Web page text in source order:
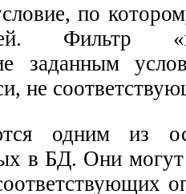
по
Фильтр
заданным
не
одним из
в БД. Они могут